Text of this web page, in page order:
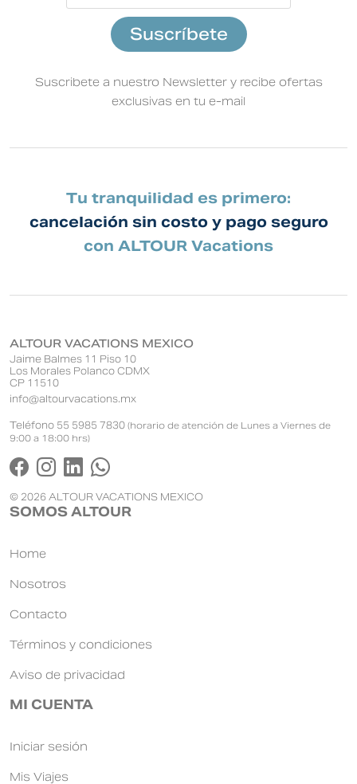
Suscribete a nuestro Newsletter y recibe ofertas
exclusivas en tu e-mail
Tu tranquilidad es primero:
cancelación sin costo y pago seguro
con ALTOUR Vacations
ALTOUR VACATIONS MEXICO
Jaime Balmes 11 Piso 10
Los Morales Polanco CDMX
CP 11510
info@altourvacations.mx
Teléfono 55 5985 7830 (horario de atención de Lunes a Viernes de
9:00 a 18:00 hrs)
© 2026 ALTOUR VACATIONS MEXICO
SOMOS ALTOUR
Home
Nosotros
Contacto
Términos y condiciones
Aviso de privacidad
MI CUENTA
Iniciar sesión
Mis Viajes